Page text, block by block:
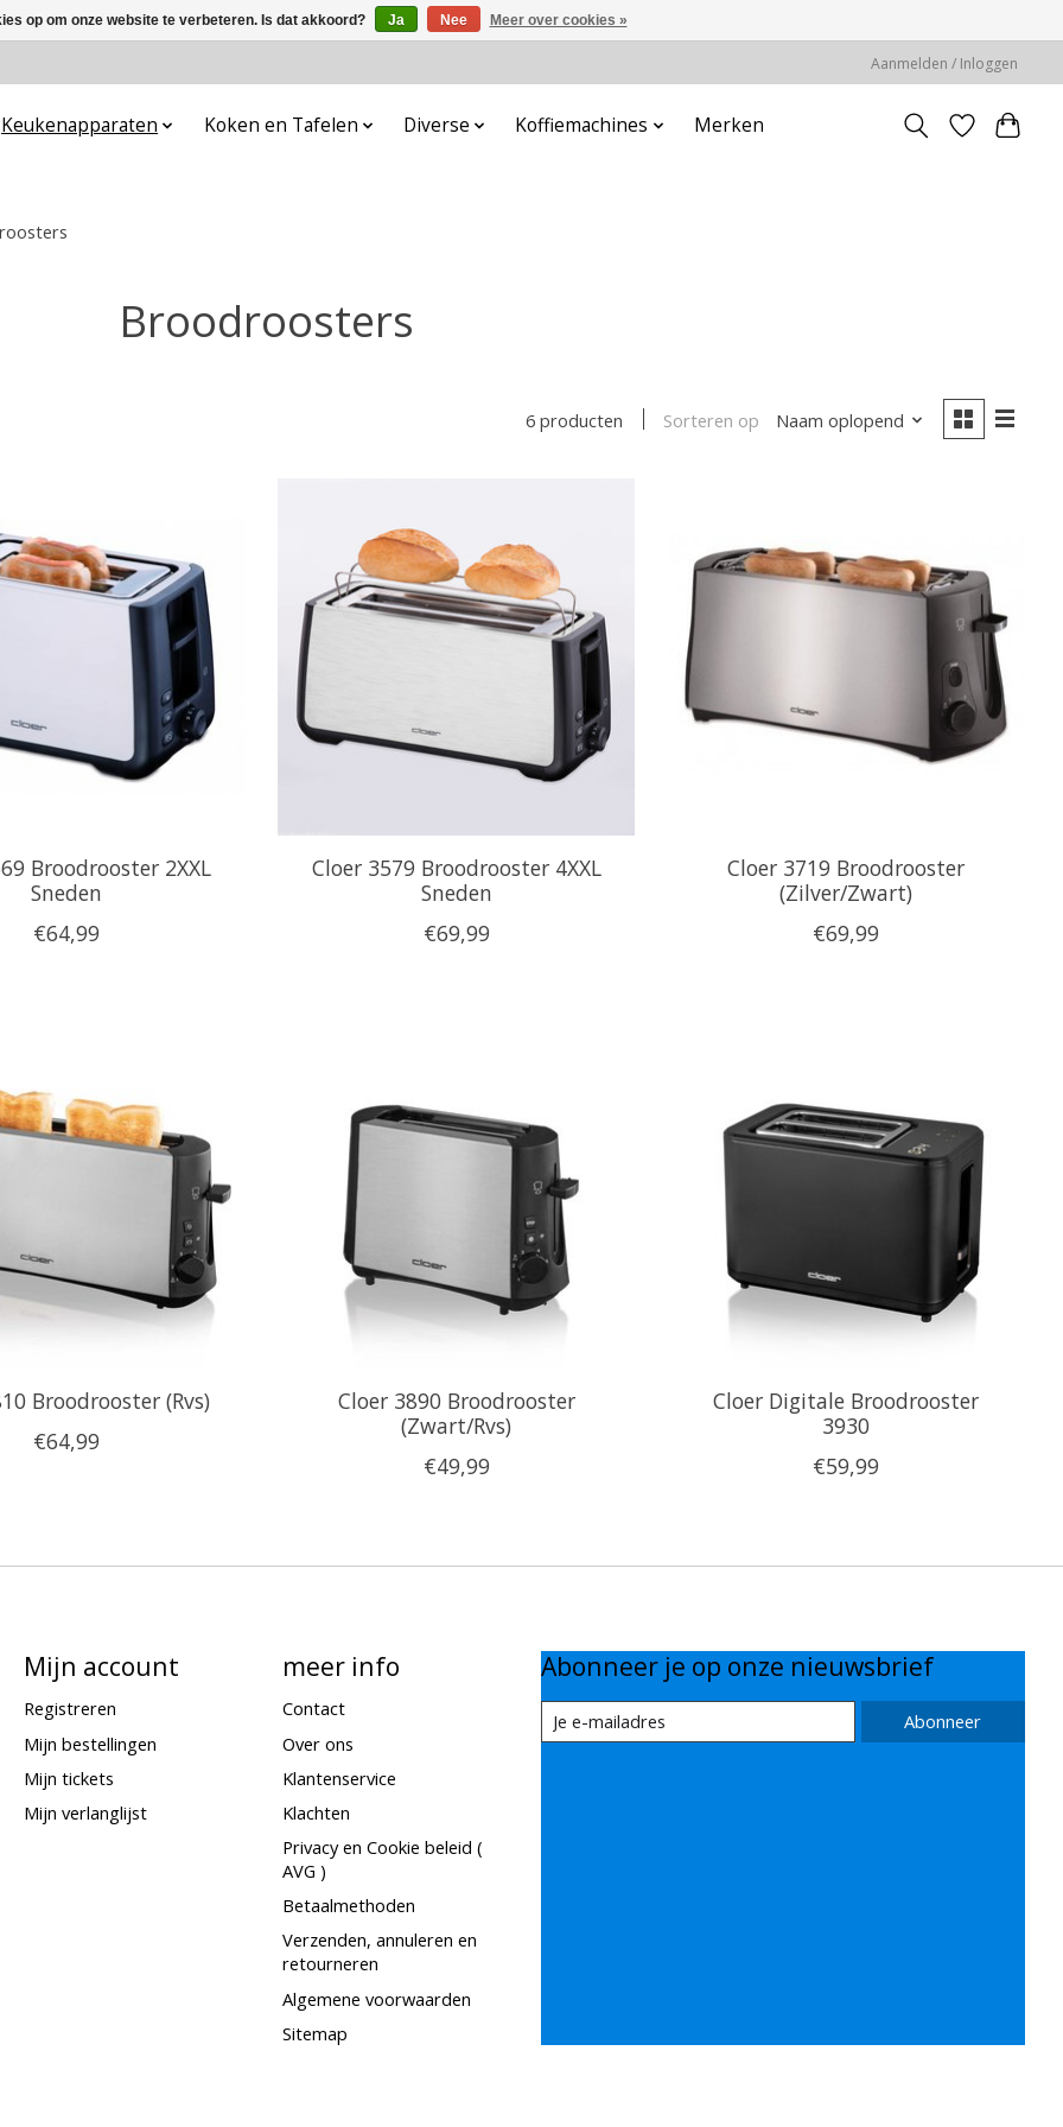
Aanmelden / Inloggen
Keukenapparaten Koken en Tafelen Diverse Koffiemachines Merken
Broodroosters
6 producten Sorteren op Naam oplopend
Broodrooster 2XXL
Sneden
€64,99
Cloer 3579 Broodrooster 4XXL
Sneden
€69,99
Cloer 3719 Broodrooster
(Zilver/Zwart)
€69,99
Broodrooster (Rvs)
€64,99
Cloer 3890 Broodrooster
(Zwart/Rvs)
€49,99
Cloer Digitale Broodrooster
3930
€59,99
Mijn account
Registreren
Mijn bestellingen
Mijn tickets
Mijn verlanglijst
meer info
Contact
Over ons
Klantenservice
Klachten
Privacy en Cookie beleid (
AVG )
Betaalmethoden
Verzenden, annuleren en
retourneren
Algemene voorwaarden
Sitemap
Abonneer je op onze nieuwsbrief
Abonneer
op om onze website te verbeteren. Is dat akkoord? Ja Nee Meer over cookies »